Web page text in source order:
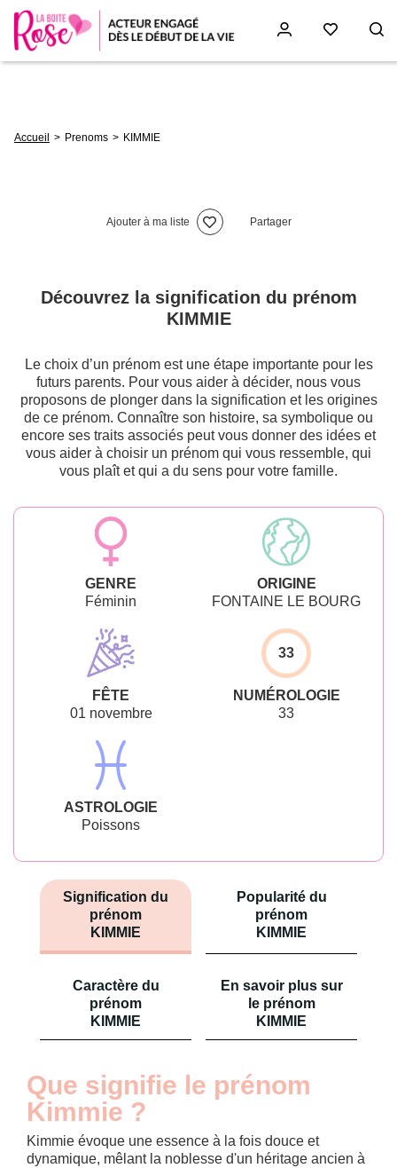
d'Ariane
Accueil Prenoms KIMMIE
Ajouter à ma liste Partager
Découvrez la signification du prénom
KIMMIE
Le choix d’un prénom est une étape importante pour les
futurs parents. Pour vous aider à décider, nous vous
proposons de plonger dans la signification et les origines
de ce prénom. Connaître son histoire, sa symbolique ou
encore ses traits associés peut vous donner des idées et
vous aider à choisir un prénom qui vous ressemble, qui
vous plaît et qui a du sens pour votre famille.
GENRE
Féminin
ORIGINE
FONTAINE LE BOURG
FÊTE
01 novembre
33
NUMÉROLOGIE
33
ASTROLOGIE
Poissons
Signification du
prénom
KIMMIE
Popularité du
prénom
KIMMIE
Caractère du
prénom
KIMMIE
En savoir plus sur
le prénom
KIMMIE
Que signifie le prénom
Kimmie ?
Kimmie évoque une essence à la fois douce et
dynamique, mêlant la noblesse d'un héritage ancien à